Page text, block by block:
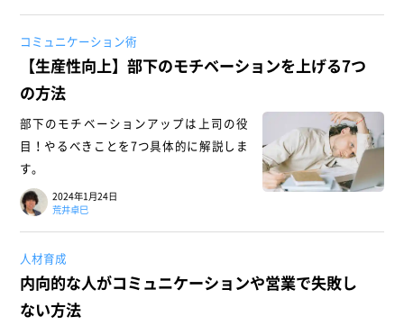
コミュニケーション術
【生産性向上】部下のモチベーションを上げる7つ
の方法
部下のモチベーションアップは上司の役
目！やるべきことを7つ具体的に解説しま
す。
2024年1月24日
荒井卓巳
人材育成
内向的な人がコミュニケーションや営業で失敗し
ない方法